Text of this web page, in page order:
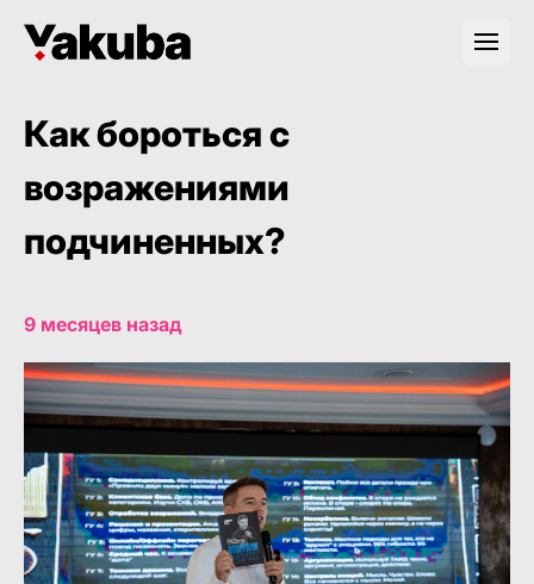
Как бороться с
возражениями
подчиненных?
9 месяцев назад